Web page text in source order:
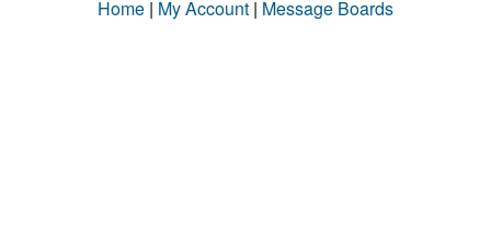
Home | My Account | Message Boards